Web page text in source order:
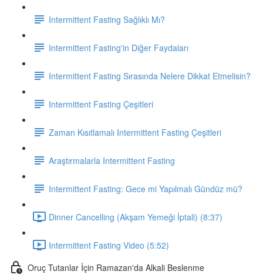
Intermittent Fasting Sağlıklı Mı?
Intermittent Fasting'in Diğer Faydaları
Intermittent Fasting Sırasında Nelere Dikkat Etmelisin?
Intermittent Fasting Çeşitleri
Zaman Kısıtlamalı Intermittent Fasting Çeşitleri
Araştırmalarla Intermittent Fasting
Intermittent Fasting: Gece mi Yapılmalı Gündüz mü?
Dinner Cancelling (Akşam Yemeği İptali) (8:37)
Intermittent Fasting Video (5:52)
Oruç Tutanlar İçin Ramazan'da Alkali Beslenme